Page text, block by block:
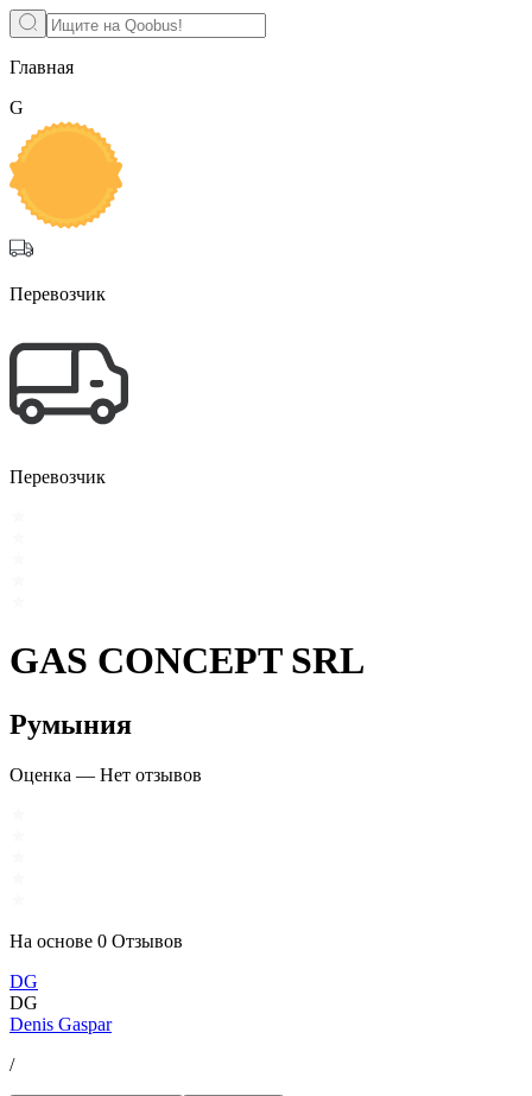
Главная
G
Перевозчик
Перевозчик
GAS CONCEPT SRL
Румыния
Оценка — Нет отзывов
На основе 0 Отзывов
DG
DG
Denis Gaspar
/